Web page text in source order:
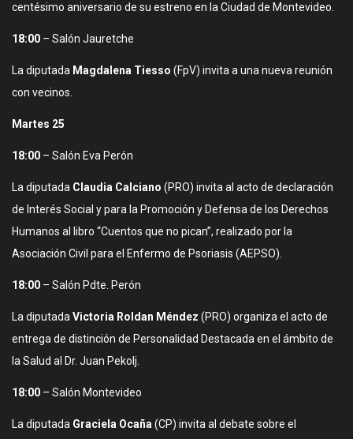
centésimo aniversario de su estreno en la Ciudad de Montevideo.
18:00 – Salón Jauretche
La diputada Magdalena Tiesso (FpV) invita a una nueva reunión
con vecinos.
Martes 25
18:00 – Salón Eva Perón
La diputada Claudia Calciano (PRO) invita al acto de declaración
de Interés Social y para la Promoción y Defensa de los Derechos
Humanos al libro “Cuentos que no pican”, realizado por la
Asociación Civil para el Enfermo de Psoriasis (AEPSO).
18:00 – Salón Pdte. Perón
La diputada Victoria Roldan Méndez (PRO) organiza el acto de
entrega de distinción de Personalidad Destacada en el ámbito de
la Salud al Dr. Juan Pekolj.
18:00 – Salón Montevideo
La diputada Graciela Ocaña (CP) invita al debate sobre el